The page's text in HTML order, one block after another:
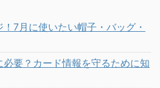
7月に使いたい帽子・バッグ・
要？カード情報を守るために知